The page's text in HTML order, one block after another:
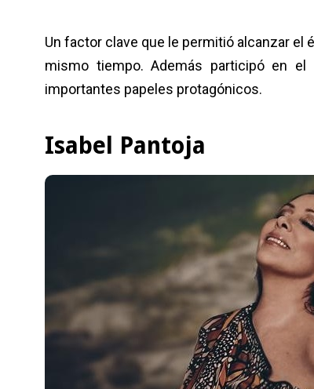
Un factor clave que le permitió alcanzar el
mismo tiempo. Además participó en
importantes papeles protagónicos.
Isabel Pantoja